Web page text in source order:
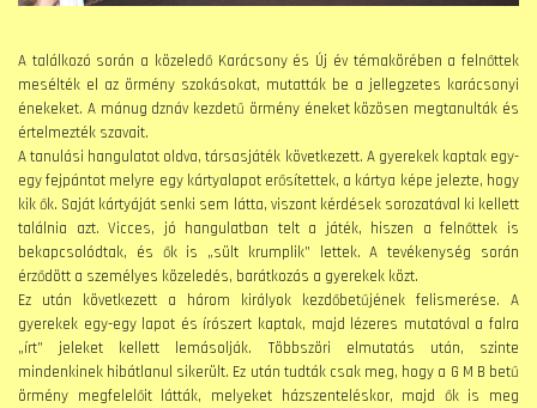
A találkozó során a közeledő Karácsony és Új év témakörében a felnőttek
mesélték el az örmény szokásokat, mutatták be a jellegzetes karácsonyi
énekeket. A mánug dznáv kezdetű örmény éneket közösen megtanulták és
értelmezték szavait.
A tanulási hangulatot oldva, társasjáték következett. A gyerekek kaptak egy-
egy fejpántot melyre egy kártyalapot erősítettek, a kártya képe jelezte, hogy
kik ők. Saját kártyáját senki sem látta, viszont kérdések sorozatával ki kellett
találnia azt. Vicces, jó hangulatban telt a játék, hiszen a felnőttek is
bekapcsolódtak, és ők is „sült krumplik” lettek. A tevékenység során
érződött a személyes közeledés, barátkozás a gyerekek közt.
Ez után következett a három királyok kezdőbetűjének felismerése. A
gyerekek egy-egy lapot és írószert kaptak, majd lézeres mutatóval a falra
„írt” jeleket kellett lemásolják. Többszöri elmutatás után, szinte
mindenkinek hibátlanul sikerült. Ez után tudták csak meg, hogy a G M B betű
örmény megfelelőit látták, melyeket házszenteléskor, majd ők is meg